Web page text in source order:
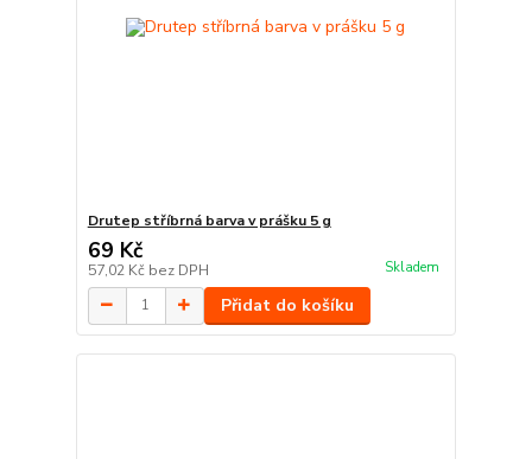
Drutep stříbrná barva v prášku 5 g
69 Kč
57,02 Kč bez DPH Skladem
Přidat do košíku